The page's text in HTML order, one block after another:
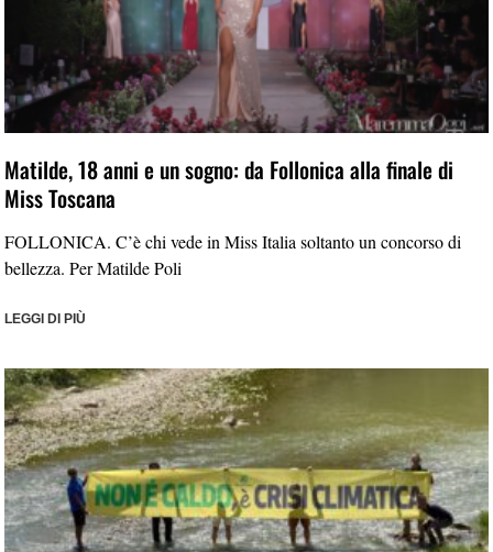
Matilde, 18 anni e un sogno: da Follonica alla finale di
Miss Toscana
FOLLONICA. C’è chi vede in Miss Italia soltanto un concorso di
bellezza. Per Matilde Poli
LEGGI DI PIÙ